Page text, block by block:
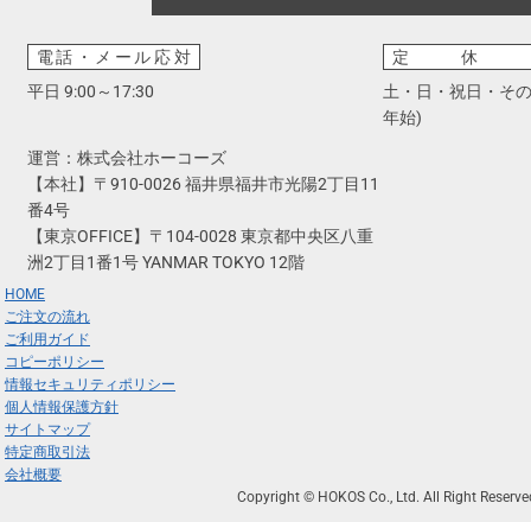
電話・メール応対
平日 9:00～17:30
定休
土・日・祝日・そ
年始)
運営：株式会社ホーコーズ
【本社】〒910-0026 福井県福井市光陽2丁目11
番4号
【東京OFFICE】〒104-0028 東京都中央区八重
洲2丁目1番1号 YANMAR TOKYO 12階
HOME
ご注文の流れ
ご利用ガイド
コピーポリシー
情報セキュリティポリシー
個人情報保護方針
サイトマップ
特定商取引法
会社概要
Copyright © HOKOS Co., Ltd. All Right